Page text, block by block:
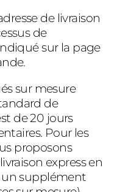
de livraison
de
sur la page
sur mesure
de
de 20 jours
Pour les
proposons
express en
un supplément